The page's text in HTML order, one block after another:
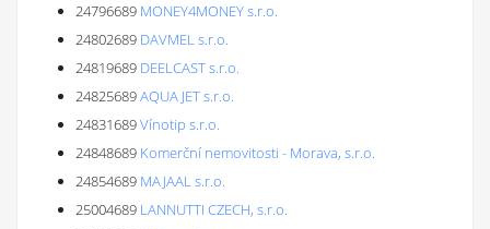
24796689 MONEY4MONEY s.r.o.
24802689 DAVMEL s.r.o.
24819689 DEELCAST s.r.o.
24825689AQUA JET s.r.o.
24831689Vínotip s.r.o.
24848689 Komerční nemovitosti - Morava, s.r.o.
24854689 MAJAAL s.r.o.
25004689 LANNUTTI CZECH, s.r.o.